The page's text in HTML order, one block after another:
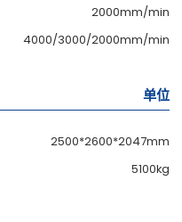
2000mm/min
4000/3000/2000mm/min
单位
2500*2600*2047mm
5100kg